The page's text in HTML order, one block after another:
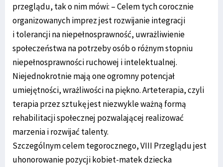
przeglądu, tak o nim mówi: – Celem tych corocznie
organizowanych imprez jest rozwijanie integracji
i tolerancji na niepełnosprawność, uwrażliwienie
społeczeństwa na potrzeby osób o różnym stopniu
niepełnosprawności ruchowej i intelektualnej.
Niejednokrotnie mają one ogromny potencjał
umiejętności, wrażliwości na piękno. Arteterapia, czyli
terapia przez sztukę jest niezwykle ważną formą
rehabilitacji społecznej pozwalającej realizować
marzenia i rozwijać talenty.
Szczególnym celem tegorocznego, VIII Przeglądu jest
uhonorowanie pozycji kobiet-matek dziecka